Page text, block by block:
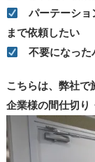
パーテーショ
まで依頼したい
不要になった
こちらは、弊社で
企業様の間仕切り